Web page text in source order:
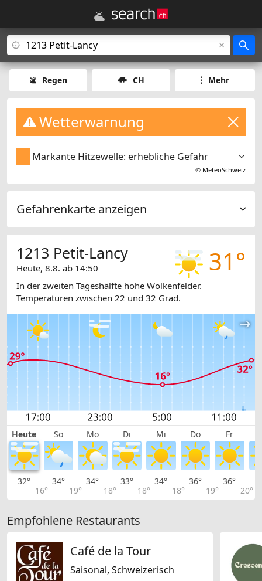
Regen CH Mehr
Wetterwarnung
Markante Hitzewelle: erhebliche Gefahr
© MeteoSchweiz
Gefahrenkarte anzeigen
31°
1213 Petit-Lancy
Heute, 8.8. ab 14:50
In der zweiten Tageshälfte hohe Wolkenfelder.
Temperaturen zwischen 22 und 32 Grad.
Heute So Mo Di Mi Do Fr
32°
16°
34°
19°
34°
18°
33°
18°
34°
18°
36°
19°
36°
20°
Empfohlene Restaurants
Café de la Tour
Saisonal, Schweizerisch